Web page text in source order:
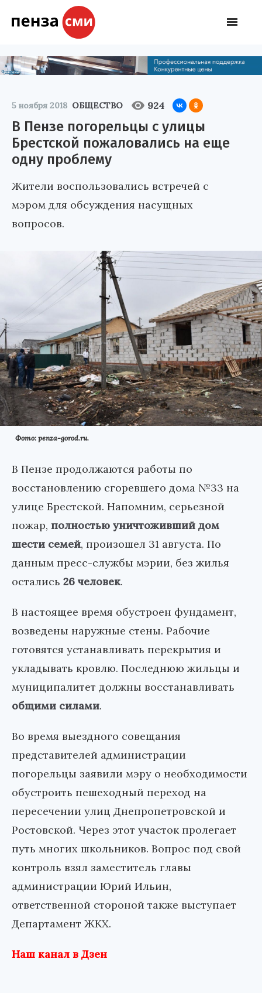
5 ноября 2018 ОБЩЕСТВО 924
В Пензе погорельцы с улицы
Брестской пожаловались на еще
одну проблему
Жители воспользовались встречей с
мэром для обсуждения насущных
вопросов.
Фото: penza-gorod.ru.
В Пензе продолжаются работы по
восстановлению сгоревшего дома №33 на
улице Брестской. Напомним, серьезной
пожар, полностью уничтоживший дом
шести семей, произошел 31 августа. По
данным пресс-службы мэрии, без жилья
остались 26 человек.
В настоящее время обустроен фундамент,
возведены наружные стены. Рабочие
готовятся устанавливать перекрытия и
укладывать кровлю. Последнюю жильцы и
муниципалитет должны восстанавливать
общими силами.
Во время выездного совещания
представителей администрации
погорельцы заявили мэру о необходимости
обустроить пешеходный переход на
пересечении улиц Днепропетровской и
Ростовской. Через этот участок пролегает
путь многих школьников. Вопрос под свой
контроль взял заместитель главы
администрации Юрий Ильин,
ответственной стороной также выступает
Департамент ЖКХ.
Наш канал в Дзен